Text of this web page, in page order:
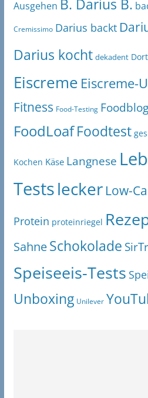
Ausgehen B. Darius B.
Cremissimo Darius backt
Darius kocht dekadent
Eiscreme Eiscreme-
Fitness Food-Testing Foodblog
FoodLoaf Foodtest
Kochen Käse Langnese
Testslecker Low-
Protein proteinriegel
SahneSchokolade
Speiseeis-Tests
Unboxing Unilever